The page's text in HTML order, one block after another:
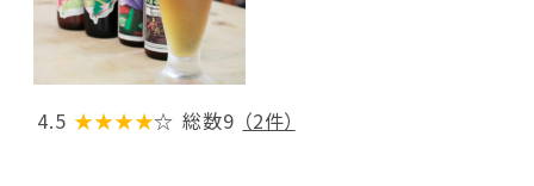
4.5 ★★★★☆ 総数9 （2件）